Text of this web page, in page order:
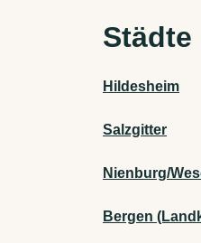
Städte
Hildesheim
Salzgitter
Nienburg/
Bergen